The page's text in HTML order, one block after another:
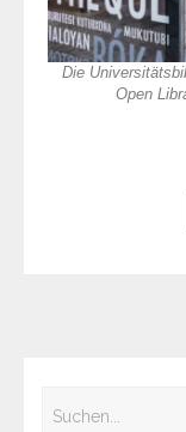
Die
Open